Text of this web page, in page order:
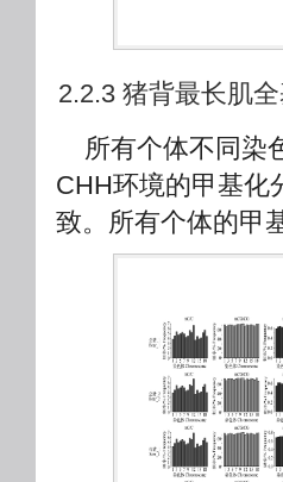
2.2.3 猪背最长肌
所有个体不同染
CHH环境的甲基化
致。所有个体的甲